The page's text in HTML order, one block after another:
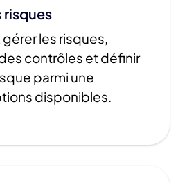
risques
les risques,
contrôles et définir
parmi une
disponibles.